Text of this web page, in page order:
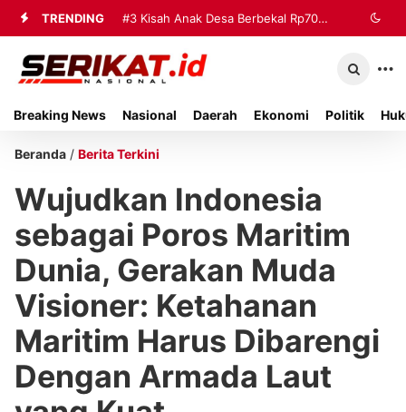
TRENDING #3 Kisah Anak Desa Berbekal Rp70
Ribu Jadi Referensi Akademik
Breaking News Nasional Daerah Ekonomi Politik
Beranda / Berita Terkini
Wujudkan Indonesia
sebagai Poros Maritim
Dunia, Gerakan Muda
Visioner: Ketahanan
Maritim Harus Dibarengi
Dengan Armada Laut